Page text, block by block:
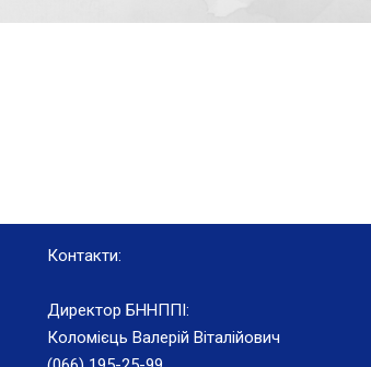
Контакти:
Директор БННППІ:
Коломієць Валерій Віталійович